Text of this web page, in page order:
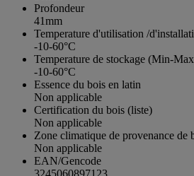
Profondeur
41mm
Temperature d'utilisation /
-10-60°C
Temperature de stockage (Min-
-10-60°C
Essence du bois en latin
Non applicable
Certification du bois (liste)
Non applicable
Zone climatique de provenance de
Non applicable
EAN/Gencode
3245060897123